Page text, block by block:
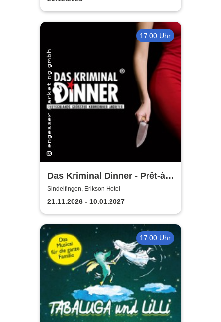
17:00 Uhr
Das Kriminal Dinner - Prêt-à-
morter - Der letzte Schrei
Sindelfingen, Erikson Hotel
21.11.2026 - 10.01.2027
17:00 Uhr